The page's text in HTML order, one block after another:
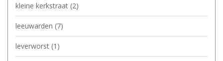
kleine kerkstraat (2)
leeuwarden (7)
leverworst (1)